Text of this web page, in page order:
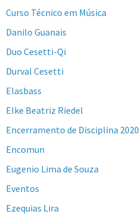
Curso Técnico em Música
Danilo Guanais
Duo Cesetti-Qi
Durval Cesetti
Elasbass
Elke Beatriz Riedel
Encerramento de Disciplina 2020
Encomun
Eugenio Lima de Souza
Eventos
Ezequias Lira